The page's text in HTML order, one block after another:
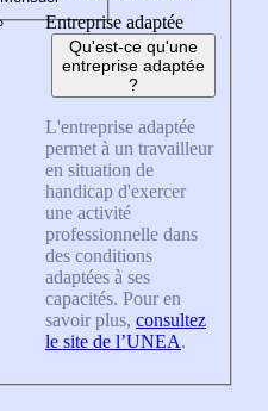
Entreprise adaptée
Qu'est-ce qu'une
entreprise adaptée
?
L'entreprise adaptée
permet à un travailleur
en situation de
handicap d'exercer
une activité
professionnelle dans
des conditions
adaptées à ses
capacités. Pour en
savoir plus, consultez
le site de l’UNEA.